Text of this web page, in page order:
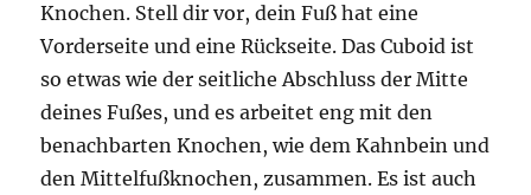
Knochen. Stell dir vor, dein Fuß hat eine
Vorderseite und eine Rückseite. Das Cuboid ist
so etwas wie der seitliche Abschluss der Mitte
deines Fußes, und es arbeitet eng mit den
benachbarten Knochen, wie dem Kahnbein und
den Mittelfußknochen, zusammen. Es ist auch